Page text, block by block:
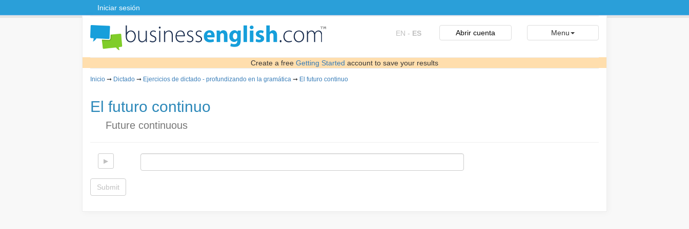
Iniciar sesión
EN - ES Abrir cuenta Menu
Create a free Getting Started account to save your results
Inicio ➞ Dictado ➞ Ejercicios de dictado - profundizando en la gramática ➞ El futuro continuo
El futuro continuo
Future continuous
Submit